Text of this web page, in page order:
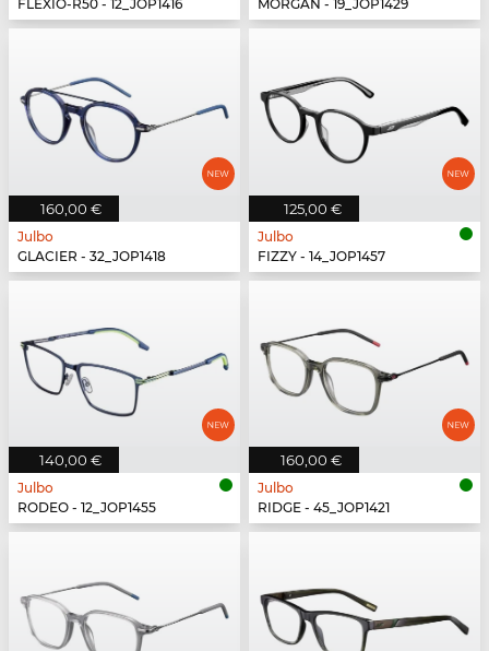
FLEXIO-R50 - 12_JOP1416
MORGAN - 19_JOP1429
160,00 €
Julbo
GLACIER - 32_JOP1418
125,00 €
Julbo
FIZZY - 14_JOP1457
140,00 €
Julbo
RODEO - 12_JOP1455
160,00 €
Julbo
RIDGE - 45_JOP1421